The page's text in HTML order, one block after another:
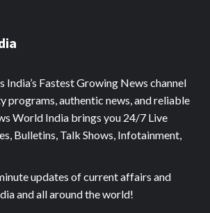
India’s Fastest Growing News channel
programs, authentic news, and reliable
World India brings you 24/7 Live
Bulletins, Talk Shows, Infotainment,
updates of current affairs and
and all around the world!